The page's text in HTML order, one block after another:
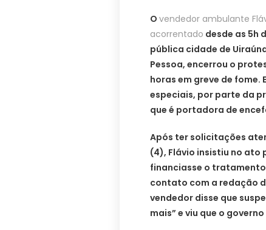
O vendedor ambulante
acorrentado desde as 5h
pública cidade de
Pessoa, encerrou o
horas em greve de
especiais, por parte da
que é portadora de
Após ter solicitações
(4), Flávio insistiu no ato
financiasse o
contato com a redação
vendedor disse que
mais” e viu que o